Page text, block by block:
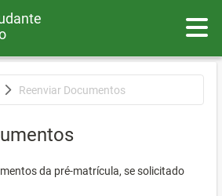
Reenviar Documentos
da pré-matrícula, se solicitado